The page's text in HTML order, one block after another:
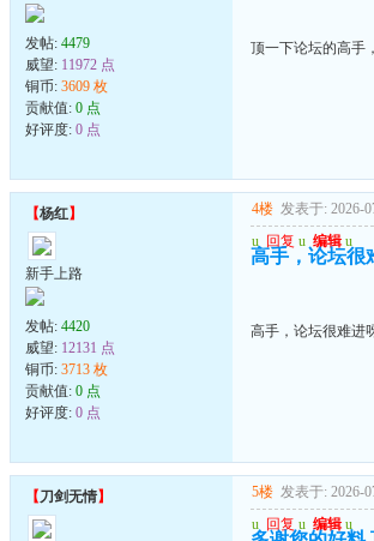
发帖: 4479
威望: 11972 点
铜币: 3609 枚
贡献值: 0 点
好评度: 0 点
顶一下论坛的高手
【杨红】
新手上路
发帖: 4420
威望: 12131 点
铜币: 3713 枚
贡献值: 0 点
好评度: 0 点
4楼 发表于: 2026-
u 回复 u 编辑 u
高手，论坛很
高手，论坛很难进
【刀剑无情】 5楼 发表于: 2026-
u 回复 u 编辑 u